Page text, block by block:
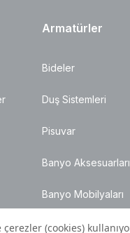
Armatürler
Bideler
Duş Sistemleri
Pisuvar
Banyo Aksesuarları
Banyo Mobilyaları